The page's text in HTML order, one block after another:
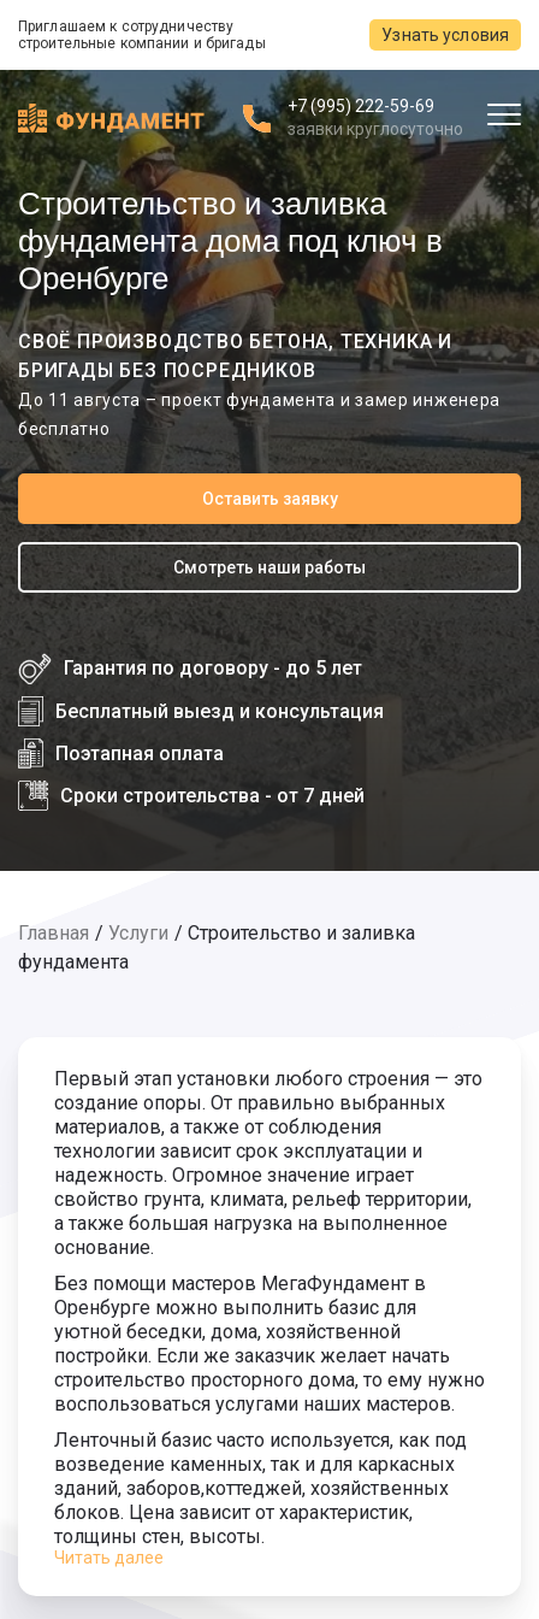
Приглашаем к сотрудничеству
строительные компании и бригады
Узнать условия
+7 (995) 222-59-69
заявки круглосуточно
Строительство и заливка
фундамента дома под ключ в
Оренбурге
СВОЁ ПРОИЗВОДСТВО БЕТОНА, ТЕХНИКА И
БРИГАДЫ БЕЗ ПОСРЕДНИКОВ
До 11 августа – проект фундамента и замер инженера
бесплатно
Оставить заявку
Смотреть наши работы
Гарантия по договору - до 5 лет
Бесплатный выезд и консультация
Поэтапная оплата
Сроки строительства - от 7 дней
Главная Услуги
Строительство и заливка
фундамента
Читать далее
Первый этап установки любого строения — это
создание опоры. От правильно выбранных
материалов, а также от соблюдения
технологии зависит срок эксплуатации и
надежность. Огромное значение играет
свойство грунта, климата, рельеф территории,
а также большая нагрузка на выполненное
основание.
Без помощи мастеров МегаФундамент в
Оренбурге можно выполнить базис для
уютной беседки, дома, хозяйственной
постройки. Если же заказчик желает начать
строительство просторного дома, то ему нужно
воспользоваться услугами наших мастеров.
Ленточный базис часто используется, как под
возведение каменных, так и для каркасных
зданий, заборов,коттеджей, хозяйственных
блоков. Цена зависит от характеристик,
толщины стен, высоты.
Бетонная основа применяется для территорий
с меняющейся высотой. Базис из бетона